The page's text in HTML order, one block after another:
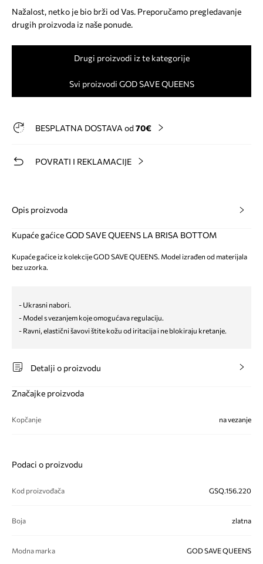
Nažalost, netko je bio brži od Vas. Preporučamo pregledavanje
drugih proizvoda iz naše ponude.
Drugi proizvodi iz te kategorije
Svi proizvodi GOD SAVE QUEENS
BESPLATNA DOSTAVA od 70€
POVRATI I REKLAMACIJE
Opis proizvoda
Kupaće gaćice GOD SAVE QUEENS LA BRISA BOTTOM
Kupaće gaćice iz kolekcije GOD SAVE QUEENS. Model izrađen od materijala
bez uzorka.
- Ukrasni nabori.
- Model s vezanjem koje omogućava regulaciju.
- Ravni, elastični šavovi štite kožu od iritacija i ne blokiraju kretanje.
Detalji o proizvodu
Značajke proizvoda
Kopčanje na vezanje
Podaci o proizvodu
Kod proizvođača GSQ.156.220
Boja zlatna
Modna marka GOD SAVE QUEENS